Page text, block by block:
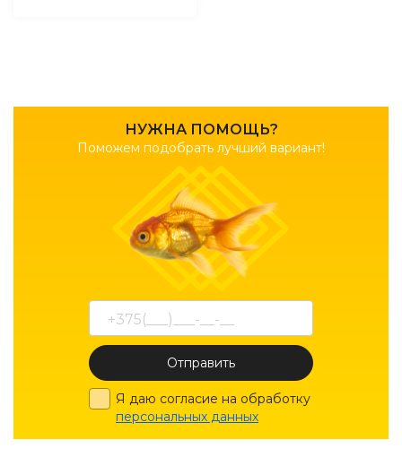
НУЖНА ПОМОЩЬ?
Поможем подобрать лучший вариант!
Отправить
Я даю согласие на обработку
персональных данных